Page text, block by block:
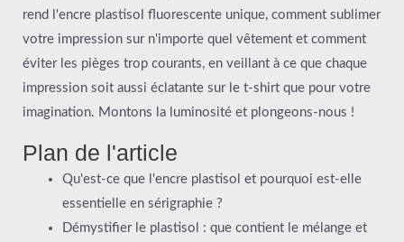
rend l'encre plastisol fluorescente unique, comment sublimer
votre impression sur n'importe quel vêtement et comment
éviter les pièges trop courants, en veillant à ce que chaque
impression soit aussi éclatante sur le t-shirt que pour votre
imagination. Montons la luminosité et plongeons-nous !
Plan de l'article
Qu'est-ce que l'encre plastisol et pourquoi est-elle
essentielle en sérigraphie ?
Démystifier le plastisol : que contient le mélange et